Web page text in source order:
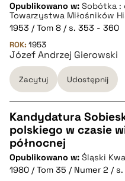
CZYSTY TEKST
pobierz cytat
BIBTEX
pobierz cytat
Opublikowano w: Sobótka :
Towarzystwa Miłośników
1953 / Tom 8 / s. 353 - 360
ROK: 1953
Józef Andrzej Gierowski
Zacytuj Udostępnij
CZYSTY TEKST
pobierz cytat
Kandydatura
polskiego w czasie
północnej
Opublikowano w: Śląski
1980 / Tom 35 / Numer 2 /